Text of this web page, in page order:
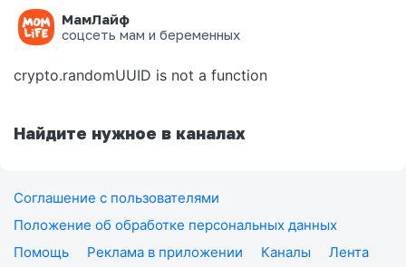
МамЛайф
соцсеть мам и беременных
Ошибка на странице
crypto.randomUUID is not a function
Найдите нужное в каналах
Соглашение с пользователями
Положение об обработке персональных данных
Помощь
Реклама в приложении Каналы
Лента